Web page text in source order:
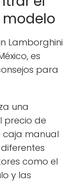
modelo
Lamborghini
es
para
una
precio de
caja manual
como el
y las